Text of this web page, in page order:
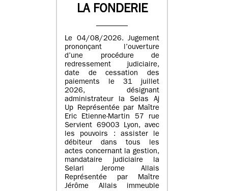
LA FONDERIE
Le 04/08/2026. Jugement
prononçant l’ouverture
d’une procédure de
redressement judiciaire,
date de cessation des
paiements le 31 juillet
2026, désignant
administrateur la Selas Aj
Up Représentée par Maître
Eric Etienne-Martin 57 rue
Servient 69003 Lyon, avec
les pouvoirs : assister le
débiteur dans tous les
actes concernant la gestion,
mandataire judiciaire la
Selarl Jerome Allais
Représentée par Maître
Jérôme Allais immeuble